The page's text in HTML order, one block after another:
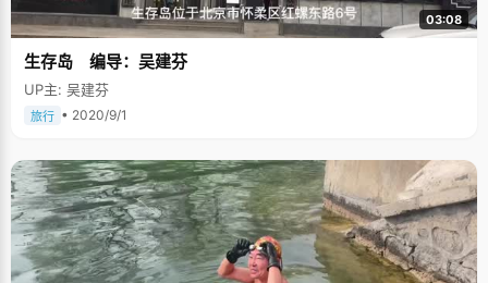
03:08
生存岛 编导：吴建芬
UP主: 吴建芬
旅行 • 2020/9/1